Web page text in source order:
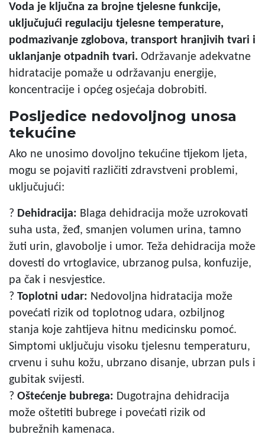
Voda je ključna za brojne tjelesne funkcije,
uključujući regulaciju tjelesne temperature,
podmazivanje zglobova, transport hranjivih tvari i
uklanjanje otpadnih tvari. Održavanje adekvatne
hidratacije pomaže u održavanju energije,
koncentracije i općeg osjećaja dobrobiti.
Posljedice nedovoljnog unosa
tekućine
Ako ne unosimo dovoljno tekućine tijekom ljeta,
mogu se pojaviti različiti zdravstveni problemi,
uključujući:
? Dehidracija: Blaga dehidracija može uzrokovati
suha usta, žeđ, smanjen volumen urina, tamno
žuti urin, glavobolje i umor. Teža dehidracija može
dovesti do vrtoglavice, ubrzanog pulsa, konfuzije,
pa čak i nesvjestice.
? Toplotni udar: Nedovoljna hidratacija može
povećati rizik od toplotnog udara, ozbiljnog
stanja koje zahtijeva hitnu medicinsku pomoć.
Simptomi uključuju visoku tjelesnu temperaturu,
crvenu i suhu kožu, ubrzano disanje, ubrzan puls i
gubitak svijesti.
? Oštećenje bubrega: Dugotrajna dehidracija
može oštetiti bubrege i povećati rizik od
bubrežnih kamenaca.